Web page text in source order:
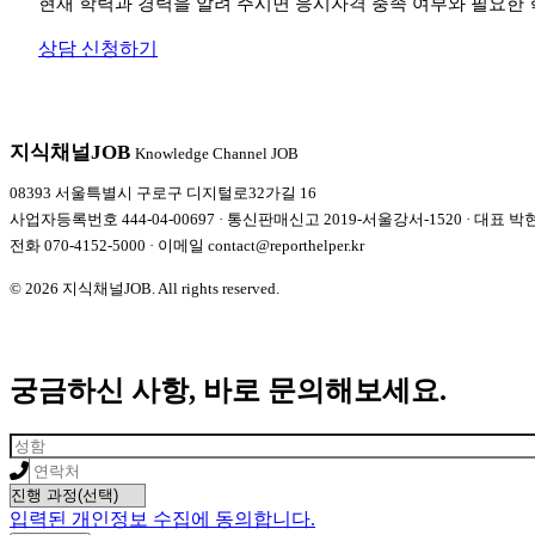
상담 신청하기
지식채널JOB Knowledge Channel JOB
08393 서울특별시 구로구 디지털로32가길 16
사업자등록번호 444-04-00697 · 통신판매신고 2019-서울강서-1520 · 대표 박
전화 070-4152-5000 · 이메일 contact@reporthelper.kr
© 2026 지식채널JOB. All rights reserved.
궁금하신 사항, 바로 문의해보세요.
입력된 개인정보 수집에 동의합니다.